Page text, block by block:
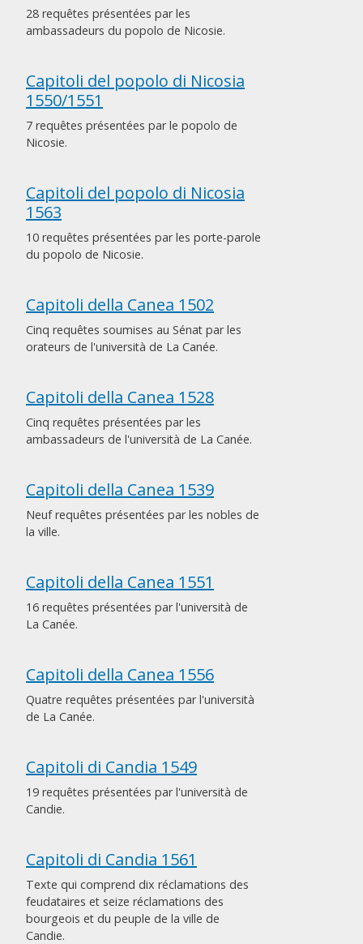
28 requêtes présentées par les
ambassadeurs du popolo de Nicosie.
Capitoli del popolo di Nicosia
1550/1551
7 requêtes présentées par le popolo de
Nicosie.
Capitoli del popolo di Nicosia
1563
10 requêtes présentées par les porte-parole
du popolo de Nicosie.
Capitoli della Canea 1502
Cinq requêtes soumises au Sénat par les
orateurs de l'università de La Canée.
Capitoli della Canea 1528
Cinq requêtes présentées par les
ambassadeurs de l'università de La Canée.
Capitoli della Canea 1539
Neuf requêtes présentées par les nobles de
la ville.
Capitoli della Canea 1551
16 requêtes présentées par l'università de
La Canée.
Capitoli della Canea 1556
Quatre requêtes présentées par l'università
de La Canée.
Capitoli di Candia 1549
19 requêtes présentées par l'università de
Candie.
Capitoli di Candia 1561
Texte qui comprend dix réclamations des
feudataires et seize réclamations des
bourgeois et du peuple de la ville de
Candie.